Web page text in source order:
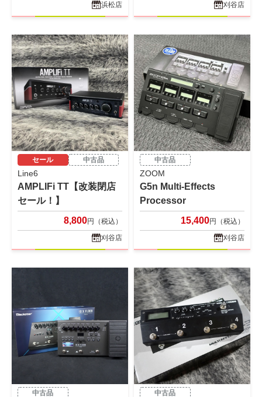
浜松店
刈谷店
セール 中古品
Line6
AMPLIFi TT【改装閉店
セール！】
8,800円（税込）
刈谷店
中古品
ZOOM
G5n Multi-Effects
Processor
15,400円（税込）
刈谷店
中古品 中古品